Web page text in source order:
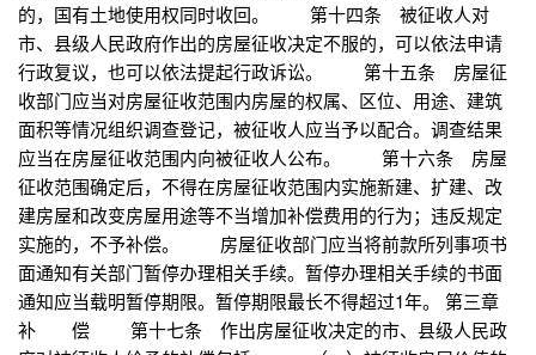
的，国有土地使用权同时收回。 第十四条 被征收人对
市、县级人民政府作出的房屋征收决定不服的，可以依法申请
行政复议，也可以依法提起行政诉讼。 第十五条 房屋征
收部门应当对房屋征收范围内房屋的权属、区位、用途、建筑
面积等情况组织调查登记，被征收人应当予以配合。调查结果
应当在房屋征收范围内向被征收人公布。 第十六条 房屋
征收范围确定后，不得在房屋征收范围内实施新建、扩建、改
建房屋和改变房屋用途等不当增加补偿费用的行为；违反规定
实施的，不予补偿。 房屋征收部门应当将前款所列事项书
面通知有关部门暂停办理相关手续。暂停办理相关手续的书面
通知应当载明暂停期限。暂停期限最长不得超过1年。 第三章
补 偿 第十七条 作出房屋征收决定的市、县级人民政